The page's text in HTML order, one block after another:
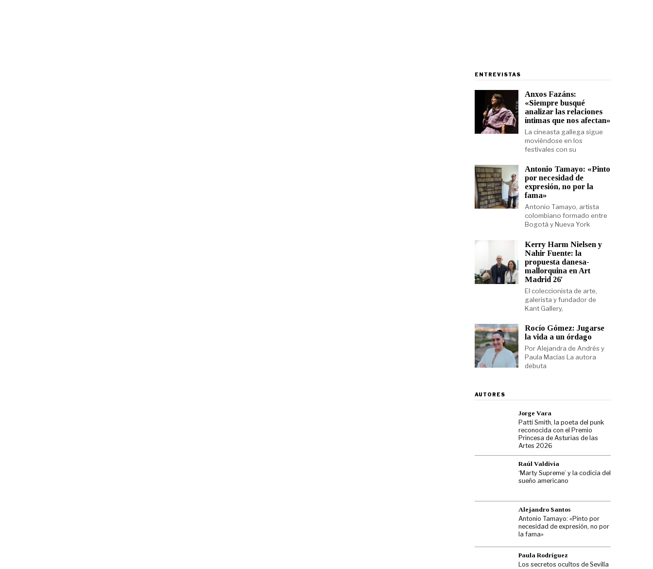
ENTREVISTAS
Anxos Fazáns:
«Siempre busqué
analizar las relaciones
íntimas que nos afectan»
La cineasta gallega sigue
moviéndose en los
festivales con su
Antonio Tamayo: «Pinto
por necesidad de
expresión, no por la
fama»
Antonio Tamayo, artista
colombiano formado entre
Bogotá y Nueva York
Kerry Harm Nielsen y
Nahir Fuente: la
propuesta danesa-
mallorquina en Art
Madrid 26′
El coleccionista de arte,
galerista y fundador de
Kant Gallery,
Rocío Gómez: Jugarse
la vida a un órdago
Por Alejandra de Andrés y
Paula Macías La autora
debuta
AUTORES
Jorge Vara
Patti Smith, la poeta del punk
reconocida con el Premio
Princesa de Asturias de las
Artes 2026
Raúl Valdivia
‘Marty Supreme’ y la codicia del
sueño americano
Alejandro Santos
Antonio Tamayo: «Pinto por
necesidad de expresión, no por
la fama»
Paula Rodríguez
Los secretos ocultos de Sevilla